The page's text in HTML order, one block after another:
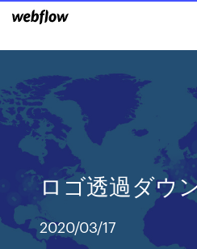
ロゴ透過ダウ
2020/03/17